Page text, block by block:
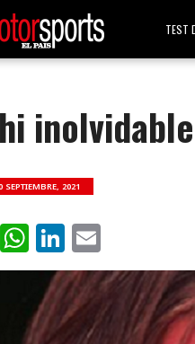
TEST
inolvidable
SEPTIEMBRE, 2021
Twitter
WhatsApp
LinkedIn